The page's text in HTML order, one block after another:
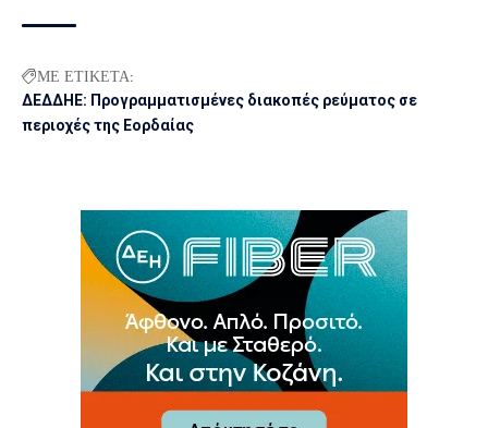
ΜΕ ΕΤΙΚΕΤΑ:
ΔΕΔΔΗΕ: Προγραμματισμένες διακοπές ρεύματος σε
περιοχές της Εορδαίας